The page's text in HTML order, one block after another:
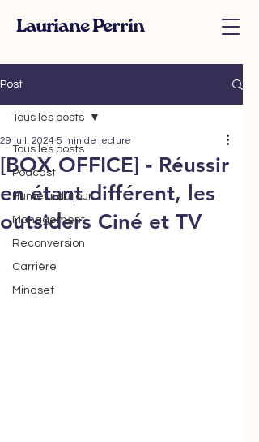
Lauriane Perrin
Post
Tous les posts
Podcast
Humeur du jour
Management
Reconversion
Carrière
Mindset
Tous les posts
[BOX OFFICE] - Réussir
en étant différent, les
outsiders Ciné et TV
29 juil. 2024 5 min de lecture